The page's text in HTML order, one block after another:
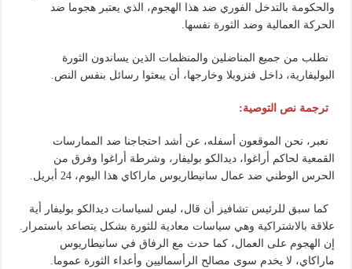
والحكومة بالتدخل الفوري ضد هذا الهجوم، الذي يعتبر هجوما ضد
الحركة العمالية وضد الثورة نفسها.
نطلب من جميع المناضلين والمنظمات الذين يساندون الثورة
البوليفارية، داخل فنزويلا وخارجها، أن يبعثوا رسائل بنفس النص.
ترجمة نص التوصية:
نعبر، نحن الموقعون أسفله، عن أشد احتجاجنا ضد الممارسات
القمعية لحاكم أراغوا، ديدالكو بوليفار، وشرطة أراغوا وفرق من
الحرس الوطني ضد عمال سانيطاريوس ماراكاي هذا اليوم، 24 أبريل.
كما سبق للرئيس تشافيز أن قال، ليس لسياسات ديدالكو بوليفار أية
علاقة بالاشتراكية وهي سياسات معادية للثورة بشكل يتصاعد باستمرار.
إن الهجوم على العمال، كما حدث مع الرفاق في سانيطاريوس
ماراكاي، لا يخدم سوى مصالح الرأسماليين وأعداء الثورة عموما.